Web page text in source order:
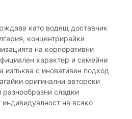
като водещ доставчик
концентрирайки
на корпоративни
характер и семейни
изпъква с иновативен подход
оригинални авторски
сладки
индивидуалност на всяко